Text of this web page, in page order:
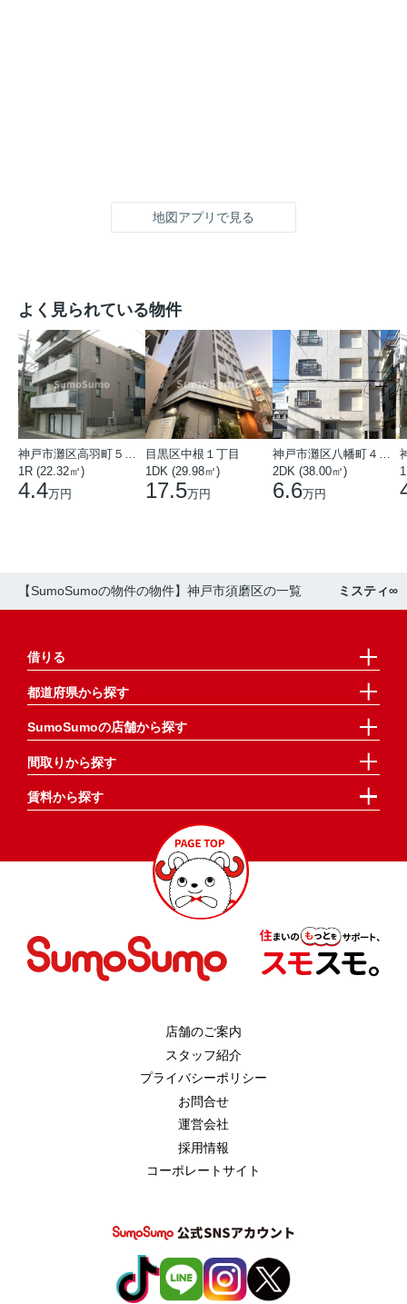
地図アプリで見る
よく見られている物件
1R (22.32㎡)
4.4万円
目黒区中根１丁目
1DK (29.98㎡)
17.5万円
2DK (38.00㎡)
6.6万円
【SumoSumoの物件の物件】神戸市須磨区の一覧 ミスティ∞
借りる
都道府県から探す
SumoSumoの店舗から探す
間取りから探す
賃料から探す
店舗のご案内
スタッフ紹介
プライバシーポリシー
お問合せ
運営会社
採用情報
コーポレートサイト